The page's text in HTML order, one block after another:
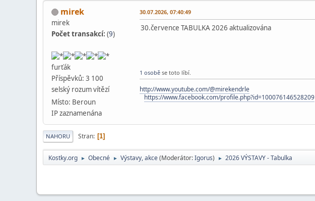
mirek
mirek
Počet transakcí: (9)
furťák
Příspěvků: 3 100
selský rozum vítězí
Místo: Beroun
IP zaznamenána
30.07.2026, 07:40:49
30.července TABULKA 2026 aktualizována
1 osobě se toto líbí.
http://www.youtube.com/@mirekendrle
https://www.facebook.com/profile.php?id=100076146528209
NAHORU Stran 1
Kostky.org ► Obecné ► Výstavy, akce(Moderátor:Igorus) ► 2026 VÝSTAVY - Tabulka